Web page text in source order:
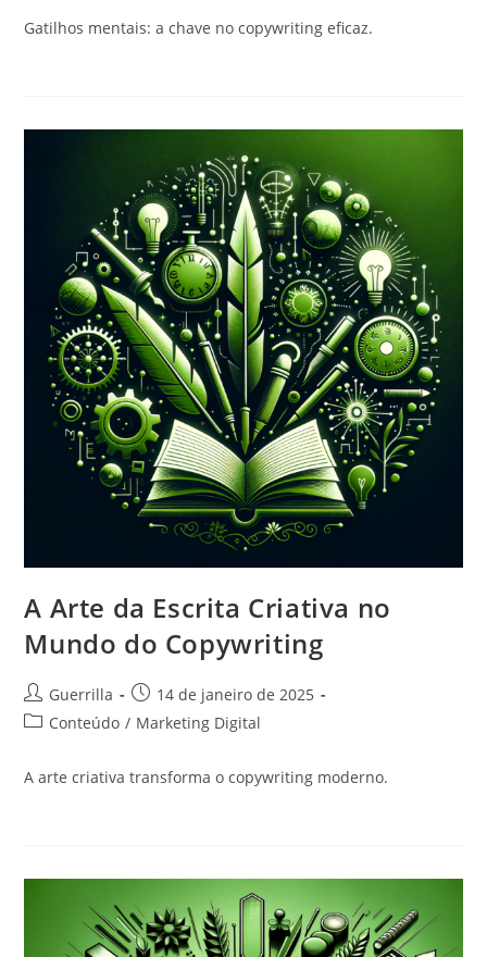
post:
Gatilhos mentais: a chave no copywriting eficaz.
A Arte da Escrita Criativa no
Mundo do Copywriting
Autor
do
Guerrilla
Post
publicado:
14 de janeiro de 2025
Categoria
post:
Conteúdo / Marketing Digital
A arte criativa transforma o copywriting moderno.